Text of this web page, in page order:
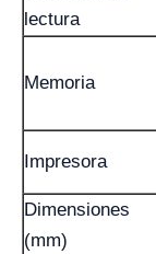
lectura
Memoria
Impresora
Dimensiones
(mm)